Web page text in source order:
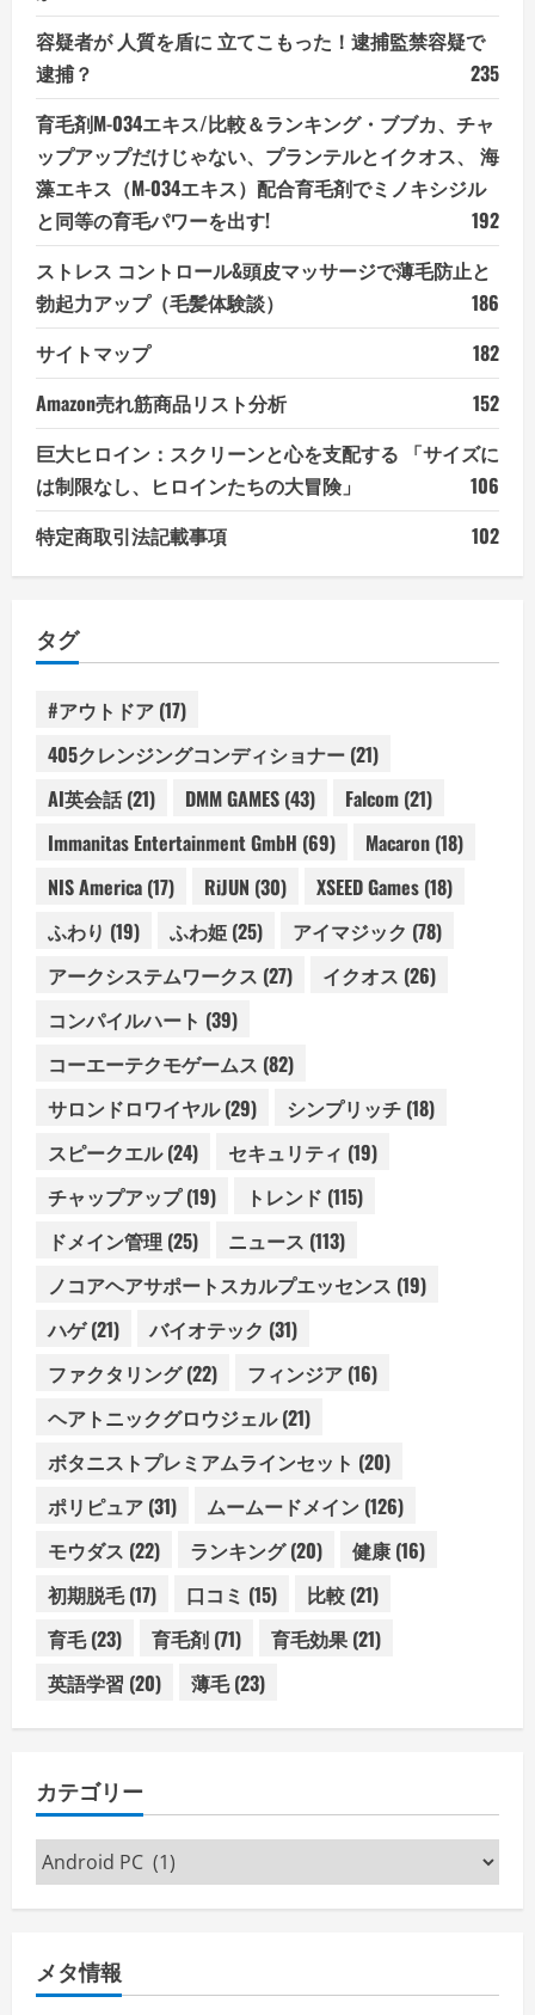
容疑者が 人質を盾に 立てこもった！逮捕監禁容疑で
逮捕？
235
育毛剤M-034エキス/比較＆ランキング・ブブカ、チャ
ップアップだけじゃない、プランテルとイクオス、 海
藻エキス（M-034エキス）配合育毛剤でミノキシジル
と同等の育毛パワーを出す!
192
ストレス コントロール&頭皮マッサージで薄毛防止と
勃起力アップ（毛髪体験談）
186
サイトマップ
182
Amazon売れ筋商品リスト分析
152
巨大ヒロイン：スクリーンと心を支配する 「サイズに
は制限なし、ヒロインたちの大冒険」
106
特定商取引法記載事項
102
タグ
#アウトドア (17)
405クレンジングコンディショナー (21)
AI英会話(21) DMM GAMES (43) Falcom (21)
Immanitas Entertainment GmbH (69) Macaron (18)
NIS America (17) RiJUN (30) XSEED Games (18)
ふわり (19) ふわ姫 (25) アイマジック (78)
アークシステムワークス (27) イクオス (26)
コンパイルハート (39)
コーエーテクモゲームス (82)
サロンドロワイヤル(29) シンプリッチ (18)
スピークエル(24) セキュリティ (19)
チャップアップ(19) トレンド (115)
ドメイン管理 (25) ニュース (113)
ノコアヘアサポートスカルプエッセンス (19)
ハゲ(21) バイオテック (31)
ファクタリング(22) フィンジア (16)
ヘアトニックグロウジェル(21)
ボタニストプレミアムラインセット (20)
ポリピュア (31) ムームードメイン (126)
モウダス (22) ランキング(20) 健康 (16)
初期脱毛(17) 口コミ (15) 比較 (21)
育毛(23) 育毛剤 (71) 育毛効果 (21)
英語学習 (20) 薄毛(23)
カテゴリー
カ
テ
ー
メタ情報